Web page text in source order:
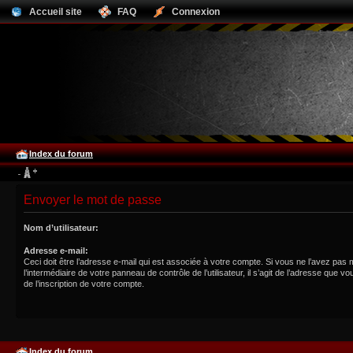
Accueil site FAQ Connexion
Index du forum
Envoyer le mot de passe
Nom d’utilisateur:
Adresse e-mail:
Ceci doit être l’adresse e-mail qui est associée à votre compte. Si vous ne l’avez pas
l’intermédiaire de votre panneau de contrôle de l’utilisateur, il s’agit de l’adresse que
de l’inscription de votre compte.